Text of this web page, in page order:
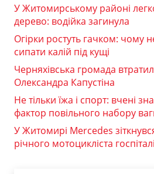
У Житомирському районі
дерево: водійка загинула
Огірки ростуть гачком: чому
сипати калій під кущі
Черняхівська громада
Олександра Капустіна
Не тільки їжа і спорт: вчені
фактор повільного набору
У Житомирі Mercedes
річного мотоцикліста